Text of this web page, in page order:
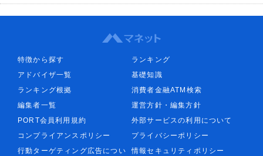
特徴から探す
ランキング
アドバイザ一覧
基礎知識
ランキング根拠
消費者金融ATM検索
編集者一覧
運営方針・編集方針
PORT会員利用規約
外部サービスの利用について
コンプライアンスポリシー
プライバシーポリシー
行動ターゲティング広告につい
情報セキュリティポリシー